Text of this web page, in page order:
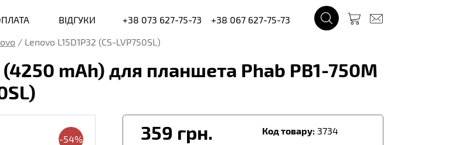
ВІДГУКИ +38 073 627-75-73
+38 067 627-75-73
/ Lenovo L15D1P32 (CS-LVP750SL)
mAh) для планшета Phab PB1-750M
-54% 359 грн. Код товару: 3734